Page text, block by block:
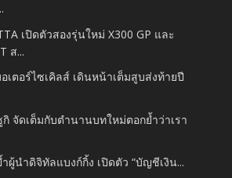
เปิดตัวสองรุ่นใหม่ X300 GP และ
ส...
เตอร์ไซเคิลส์ เดินหน้าเต็มสูบส่งท้ายปี
จัดเต็มกับตำนานบทใหม่ตอกย้ำว่าเรา
ำผู้นำดิจิทัลแบงก์กิ้ง เปิดตัว “บัญชีเงิน...